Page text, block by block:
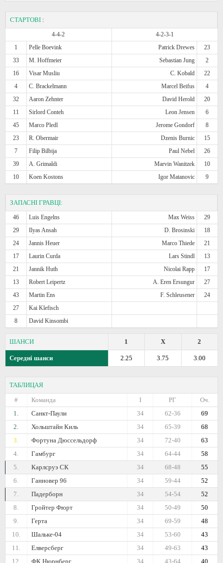
СТАРТОВІ :
4-4-2
4-2-3-1
1
Pelle Boevink Patrick Drewes
23
33
M. Hoffmeier Sebastian Jung
2
16
Visar Musliu C. Kobald
22
4
C. Brackelmann Marcel Beifus
4
32
Aaron Zehnter David Herold
20
11
Sirlord Conteh Leon Jensen
6
45
Marco Pledl Jerome Gondorf
8
23
R. Obermair Dzenis Burnic
15
7
Filip Bilbija Paul Nebel
26
39
A. Grimaldi Marvin Wanitzek
10
10
Koen Kostons Igor Matanovic 9
ЗАПАСНІ ГРАВЦІ:
46 Luis Engelns Max Weiss
29
29
Ilyas Ansah D. Brosinski
18
24
Jannis Heuer Marco Thiede
21
17
Laurin Curda Lars Stindl
13
21
Jannik Huth Nicolai Rapp
17
13
Robert Leipertz A. Eren Ersungur
27
43
Martin Ens F. Schleusener
24
27
Kai Klefisch
8
David Kinsombi
ШАНСИ 2
X
1
Середні шанси 3.00
3.75
2.25
ТАБЛИЦАЯ
#
Команда Оч.
РГ
I
1.
Санкт-Паули 69
62-36
34
2.
Хольштайн Киль 68
65-39
34
3.
Фортуна Дюссельдорф 63
72-40
34
4.
Гамбург 58
64-44
34
5.
Карлсруэ СК 55
68-48
34
6.
Ганновер 96 52
59-44
34
7.
Падерборн 52
54-54
34
8.
Гройтер Фюрт 50
50-49
34
9.
Герта 48
69-59
34
10.
Шальке-04 43
53-60
34
11.
Елверсберг 43
49-63
34
12.
ФК Нюрнберг 40
43-64
34